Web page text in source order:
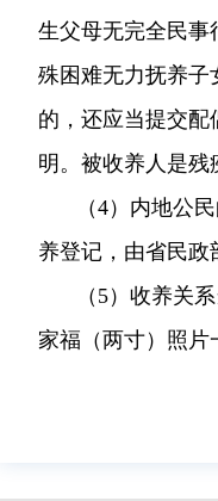
生父母无完全民事
殊困难无力抚养子
的，还应当提交
明。被收养人是
（4）内地公
养登记，由省民
（5）收养关
家福（两寸）照片